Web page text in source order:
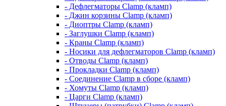
- Дефлегматоры Clamp (кламп)
- Джин корзины Clamp (кламп)
- Диоптры Clamp (кламп)
- Заглушки Clamp (кламп)
- Краны Clamp (кламп)
- Носики для дефлегматоров Clamp (кламп)
- Отводы Clamp (кламп)
- Прокладки Clamp (кламп)
- Соединение Clamp в сборе (кламп)
- Хомуты Clamp (кламп)
- Царги Clamp (кламп)